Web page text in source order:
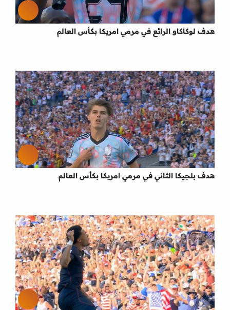
هدف لوكاكاو الرائع في مرمي امريكا بكأس العالم
هدف بلجيكا الثاني في مرمي امريكا بكأس العالم